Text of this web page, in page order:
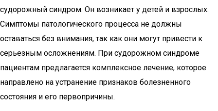
судорожный синдром. Он возникает у детей и взрослых.
Симптомы патологического процесса не должны
оставаться без внимания, так как они могут привести к
серьезным осложнениям. При судорожном синдроме
пациентам предлагается комплексное лечение, которое
направлено на устранение признаков болезненного
состояния и его первопричины.